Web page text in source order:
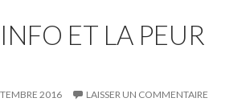
ET LA PEUR
2016 LAISSER UN COMMENTAIRE